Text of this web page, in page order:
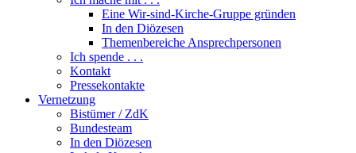
Eine Wir-sind-Kirche-Gruppe gründen
In den Diözesen
Themenbereiche Ansprechpersonen
Ich spende . . .
Kontakt
Pressekontakte
Vernetzung
Bistümer / ZdK
Bundesteam
In den Diözesen